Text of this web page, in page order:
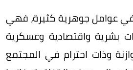
في عوامل جوهرية كثيرة، فهي
بشرية واقتصادية وعسكرية
وذات احترام في المجتمع